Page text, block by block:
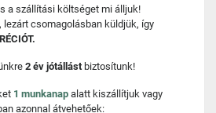
a szállítási költséget mi álljuk!
csomagolásban küldjük, így
2 év jótállást biztosítunk!
1 munkanap alatt kiszállítjuk vagy
azonnal átvehetőek: